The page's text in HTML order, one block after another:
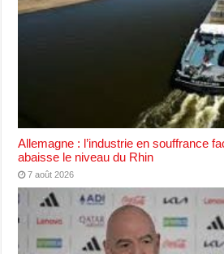
Allemagne : l’industrie en souffrance
abaisse le niveau du Rhin
7 août 2026